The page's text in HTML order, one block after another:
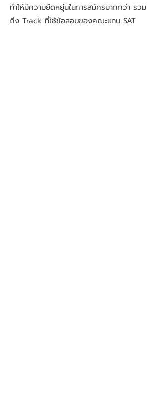
ทำให้มีความยืดหยุ่นในการสมัครมากกว่า รวม
ถึง Track ที่ใช้ข้อสอบของคณะแทน SAT